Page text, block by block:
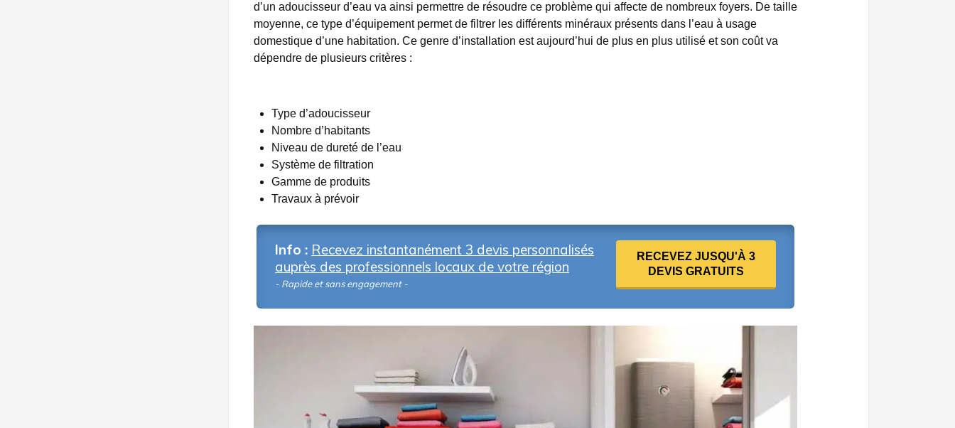
d’un adoucisseur d’eau va ainsi permettre de résoudre ce problème qui affecte de nombreux foyers. De taille
moyenne, ce type d’équipement permet de filtrer les différents minéraux présents dans l’eau à usage
domestique d’une habitation. Ce genre d’installation est aujourd’hui de plus en plus utilisé et son coût va
dépendre de plusieurs critères :
Type d’adoucisseur
Nombre d’habitants
Niveau de dureté de l’eau
Système de filtration
Gamme de produits
Travaux à prévoir
Info : Recevez instantanément 3 devis personnalisés
auprès des professionnels locaux de votre région
- Rapide et sans engagement -
RECEVEZ JUSQU'À 3
DEVIS GRATUITS